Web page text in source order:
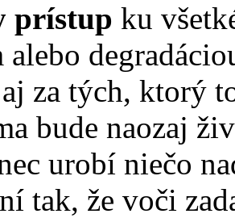
prístup ku
alebo
za tých, ktorý
bude naozaj
urobí niečo
tak, že voči